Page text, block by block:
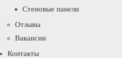
Стеновые панели
Отзывы
Вакансии
Контакты